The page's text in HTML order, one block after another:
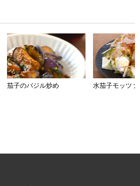
茄子のバジル炒め 水茄子モッツァ